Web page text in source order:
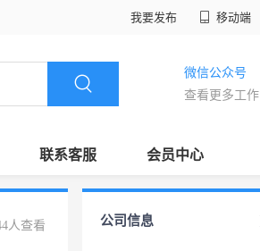
我要发布 移动端
微信公众号
查看更多工作
联系客服 会员中心
人查看 公司信息